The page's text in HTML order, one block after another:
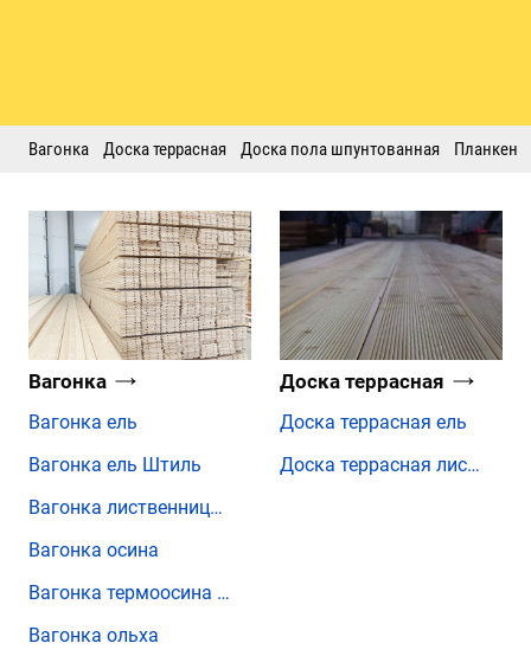
Вагонка Доска террасная Доска пола шпунтованная Планкен
Вагонка
Вагонка ель
Вагонка ель Штиль
Вагонка лиственница Штиль
Вагонка осина
Вагонка термоосина Евро
Вагонка ольха
Доска террасная
Доска террасная ель
Доска террасная лиственница